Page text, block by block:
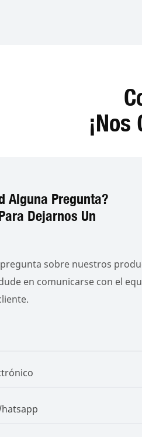
Alguna Pregunta?
Dejarnos Un
sobre nuestros
en comunicarse con el